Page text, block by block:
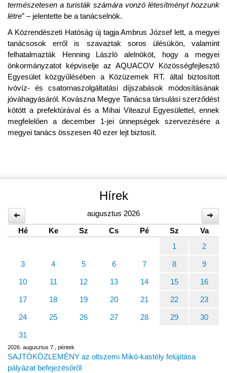
természetesen a turisták számára vonzó létesítményt hozzunk
létre” – jelentette be a tanácselnök.
A Közrendészeti Hatóság új tagja Ambrus József lett, a megyei
tanácsosok erről is szavaztak soros ülésükön, valamint
felhatalmazták Henning László alelnököt, hogy a megyei
önkormányzatot képviselje az AQUACOV Közösségfejlesztő
Egyesület közgyűlésében a Közüzemek RT. által biztosított
ivóvíz- és csatornaszolgáltatási díjszabások módosításának
jóváhagyásáról. Kovászna Megye Tanácsa társulási szerződést
kötött a prefektúrával és a Mihai Viteazul Egyesülettel, ennek
megfelelően a december 1-jei ünnepségek szervezésére a
megyei tanács összesen 40 ezer lejt biztosít.
Hírek
augusztus 2026
Hé
Ke Sz Cs Pé Sz
Va
1
2
3 4 5 6 7 8 9
10 11 12 13 14 15 16
17 18 19 20 21 22 23
24 25 26 27 28 29 30
31
2026. augusztus 7., péntek
SAJTÓKÖZLEMÉNY az oltszemi Mikó-kastély felújítása
pályázat befejezésőről